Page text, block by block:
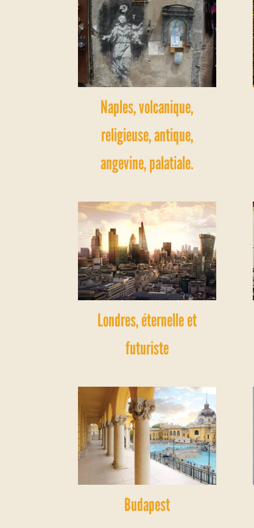
Naples, volcanique,
religieuse, antique,
angevine, palatiale.
Londres, éternelle et
futuriste
Budapest